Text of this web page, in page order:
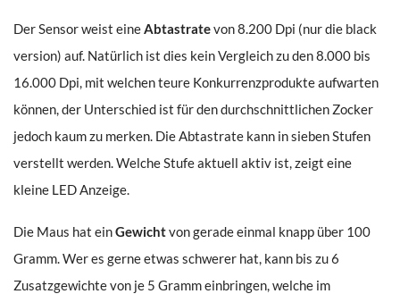
Der Sensor weist eineAbtastratevon 8.200 Dpi (nur die black
version) auf. Natürlich ist dies kein Vergleich zu den 8.000 bis
16.000 Dpi, mit welchen teure Konkurrenzprodukte aufwarten
können, der Unterschied ist für den durchschnittlichen Zocker
jedoch kaum zu merken. Die Abtastrate kann in sieben Stufen
verstellt werden. Welche Stufe aktuell aktiv ist, zeigt eine
kleine LED Anzeige.
Die Maus hat einGewichtvon gerade einmal knapp über 100
Gramm. Wer es gerne etwas schwerer hat, kann bis zu 6
Zusatzgewichte von je 5 Gramm einbringen, welche im